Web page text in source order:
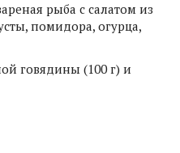
рыба с салатом из
помидора, огурца,
говядины (100 г) и